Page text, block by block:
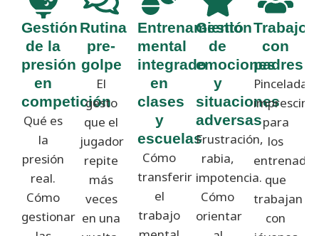
Gestión
de la
presión
en
competición
Qué es
la
presión
real.
Cómo
gestionar
Rutina
pre-
golpe
El
gesto
que el
jugador
repite
más
veces
en una
Entrenamiento
mental
integrado
en
clases
y
escuelas
Cómo
transferir
el
trabajo
Gestión
de
emociones
y
situaciones
adversas
Frustración,
rabia,
impotencia.
Cómo
orientar
Trabajo
con
padres
Pinceladas
para
los
que
trabajan
con